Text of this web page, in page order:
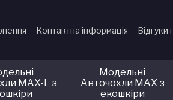
Контактна інформація Відгуки
MAX-L з
Модельні
Авточохли MAX з
екошкіри